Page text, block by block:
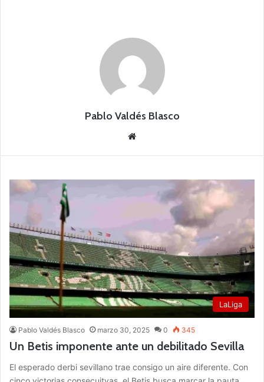
Pablo Valdés Blasco
b
LaLiga
Pablo Valdés Blasco marzo 30, 2025 0 345
Un Betis imponente ante un debilitado Sevilla
El esperado derbi sevillano trae consigo un aire diferente. Con